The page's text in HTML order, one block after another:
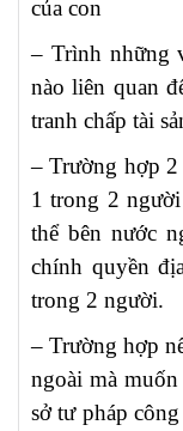
của con
– Trình những
nào liên quan
tranh chấp tài
– Trường hợp
1 trong 2
thể bên nước
chính quyền
trong 2 người.
– Trường hợp
ngoài mà
sở tư pháp